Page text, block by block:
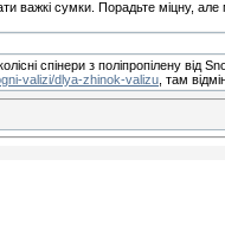
важкі сумки. Порадьте міцну,
спінери з поліпропілену від
valizi/dlya-zhinok-valizu , там